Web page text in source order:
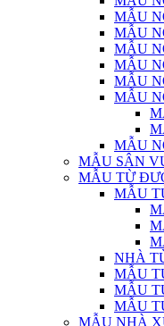
MẪU
MẪU
MẪU
MẪU
MẪU
MẪU
MẪU
MẪU SÂN
MẪU TỪ
MẪU
NHÀ
MẪU
MẪU
MẪU
MẪU NHÀ